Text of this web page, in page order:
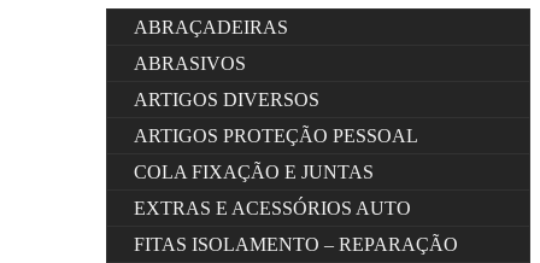
ABRAÇADEIRAS
ABRASIVOS
ARTIGOS DIVERSOS
ARTIGOS PROTEÇÃO PESSOAL
COLA FIXAÇÃO E JUNTAS
EXTRAS E ACESSÓRIOS AUTO
FITAS ISOLAMENTO – REPARAÇÃO